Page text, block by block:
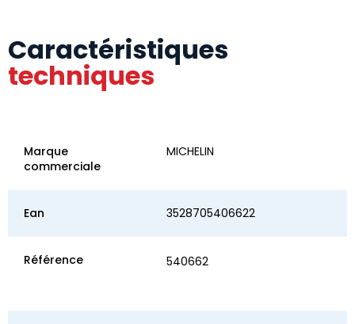
Caractéristiques
techniques
Marque
commerciale
MICHELIN
Ean 3528705406622
Référence 540662